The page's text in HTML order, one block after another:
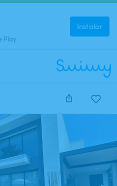
Play
Instalar